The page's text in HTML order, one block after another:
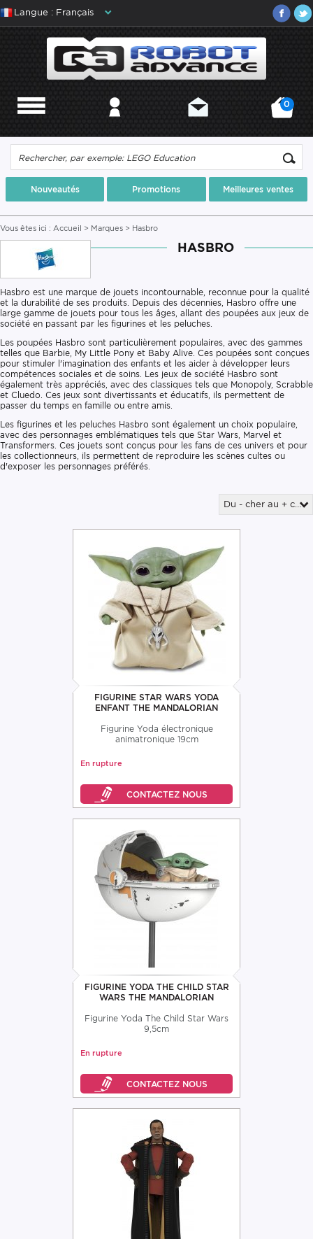
Langue : Français
0
Nouveautés Promotions Meilleures ventes
Vous êtes ici : Accueil > Marques > Hasbro
HASBRO
Hasbro est une marque de jouets incontournable, reconnue pour la qualité
et la durabilité de ses produits. Depuis des décennies, Hasbro offre une
large gamme de jouets pour tous les âges, allant des poupées aux jeux de
société en passant par les figurines et les peluches.
Les poupées Hasbro sont particulièrement populaires, avec des gammes
telles que Barbie, My Little Pony et Baby Alive. Ces poupées sont conçues
pour stimuler l'imagination des enfants et les aider à développer leurs
compétences sociales et de soins. Les jeux de société Hasbro sont
également très appréciés, avec des classiques tels que Monopoly, Scrabble
et Cluedo. Ces jeux sont divertissants et éducatifs, ils permettent de
passer du temps en famille ou entre amis.
Les figurines et les peluches Hasbro sont également un choix populaire,
avec des personnages emblématiques tels que Star Wars, Marvel et
Transformers. Ces jouets sont conçus pour les fans de ces univers et pour
les collectionneurs, ils permettent de reproduire les scènes cultes ou
d'exposer les personnages préférés.
Du - cher au + cher
FIGURINE STAR WARS YODA
ENFANT THE MANDALORIAN
Figurine Yoda électronique
animatronique 19cm
En rupture
FIGURINE YODA THE CHILD STAR
WARS THE MANDALORIAN
Figurine Yoda The Child Star Wars
9,5cm
En rupture